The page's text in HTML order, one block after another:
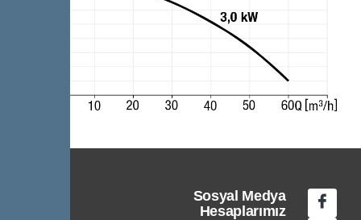
Sosyal Medya
Hesaplarımız